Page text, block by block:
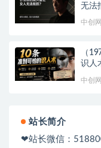
无法
中创网
（
识人
中创网
站长简介
❤站长微信：